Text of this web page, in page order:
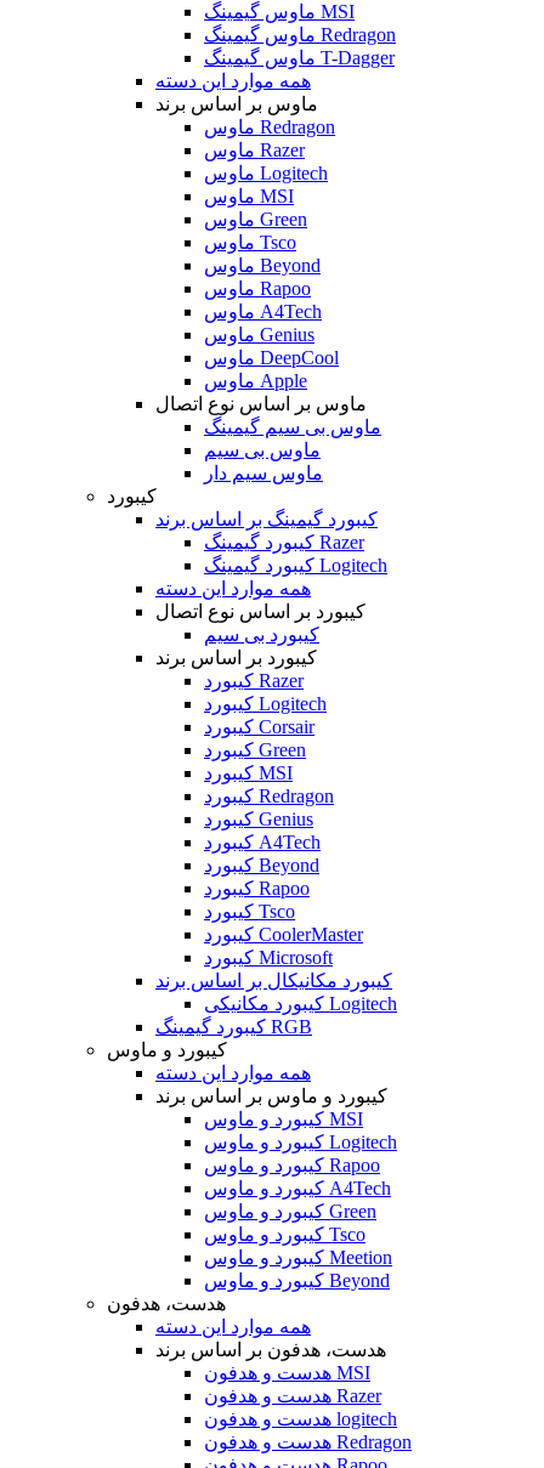
ماوس گیمینگ MSI
ماوس گیمینگ Redragon
ماوس گیمینگ T-Dagger
همه موارد این دسته
ماوس بر اساس برند
ماوس Redragon
ماوس Razer
ماوس Logitech
ماوس MSI
ماوس Green
ماوس Tsco
ماوس Beyond
ماوس Rapoo
ماوس A4Tech
ماوس Genius
ماوس DeepCool
ماوس Apple
ماوس بر اساس نوع اتصال
ماوس بی سیم گیمینگ
ماوس بی سیم
ماوس سیم دار
کیبورد
کیبورد گیمینگ بر اساس برند
کیبورد گیمینگ Razer
کیبورد گیمینگ Logitech
همه موارد این دسته
کیبورد بر اساس نوع اتصال
کیبورد بی سیم
کیبورد بر اساس برند
کیبورد Razer
کیبورد Logitech
کیبورد Corsair
کیبورد Green
کیبورد MSI
کیبورد Redragon
کیبورد Genius
کیبورد A4Tech
کیبورد Beyond
کیبورد Rapoo
کیبورد Tsco
کیبورد CoolerMaster
کیبورد Microsoft
کیبورد مکانیکال بر اساس برند
کیبورد مکانیکی Logitech
کیبورد گیمینگ RGB
کیبورد و ماوس
همه موارد این دسته
کیبورد و ماوس بر اساس برند
کیبورد و ماوس MSI
کیبورد و ماوس Logitech
کیبورد و ماوس Rapoo
کیبورد و ماوس A4Tech
کیبورد و ماوس Green
کیبورد و ماوس Tsco
کیبورد و ماوس Meetion
کیبورد و ماوس Beyond
هدست، هدفون
همه موارد این دسته
هدست، هدفون بر اساس برند
هدست و هدفون MSI
هدست و هدفون Razer
هدست و هدفون logitech
هدست و هدفون Redragon